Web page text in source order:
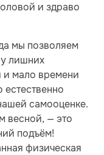
и здраво
мы позволяем
лишних
и мало времени
самооценке.
весной, — это
подъём!
физическая